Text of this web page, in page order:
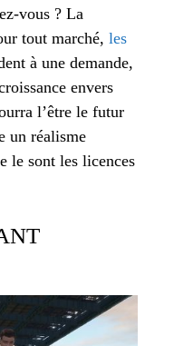
vous ? La
tout marché, les
à une demande,
envers
l’être le futur
un réalisme
le sont les licences